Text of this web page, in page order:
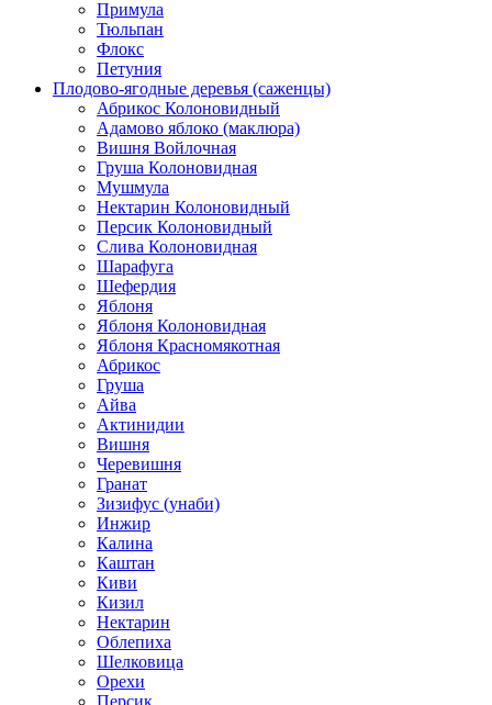
Примула
Тюльпан
Флокс
Петуния
Плодово-ягодные деревья (саженцы)
Абрикос Колоновидный
Адамово яблоко (маклюра)
Вишня Войлочная
Груша Колоновидная
Мушмула
Нектарин Колоновидный
Персик Колоновидный
Слива Колоновидная
Шарафуга
Шефердия
Яблоня
Яблоня Колоновидная
Яблоня Красномякотная
Абрикос
Груша
Айва
Актинидии
Вишня
Черевишня
Гранат
Зизифус (унаби)
Инжир
Калина
Каштан
Киви
Кизил
Нектарин
Облепиха
Шелковица
Орехи
Персик